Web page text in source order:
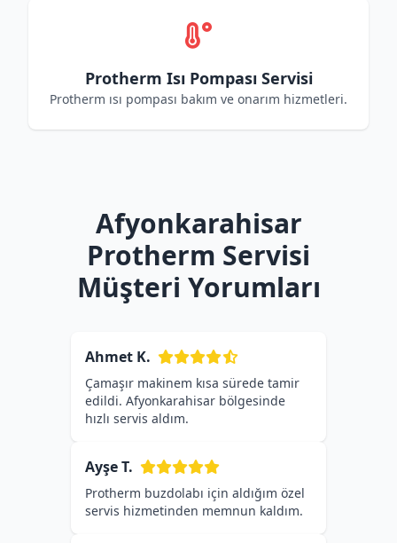
Protherm Isı Pompası Servisi
Protherm ısı pompası bakım ve onarım hizmetleri.
Afyonkarahisar
Protherm Servisi
Müşteri Yorumları
Ahmet K.
Çamaşır makinem kısa sürede tamir
edildi. Afyonkarahisar bölgesinde
hızlı servis aldım.
Ayşe T.
Protherm buzdolabı için aldığım özel
servis hizmetinden memnun kaldım.